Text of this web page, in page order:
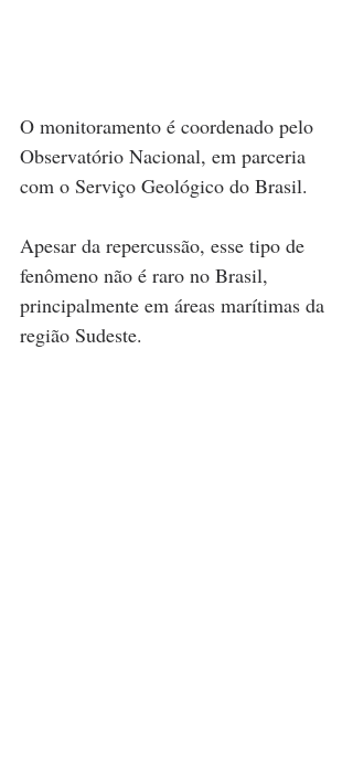
O monitoramento é coordenado pelo
Observatório Nacional, em parceria
com o Serviço Geológico do Brasil.
Apesar da repercussão, esse tipo de
fenômeno não é raro no Brasil,
principalmente em áreas marítimas da
região Sudeste.